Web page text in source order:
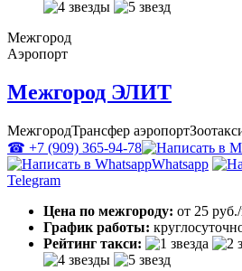
Межгород
Аэропорт
Межгород ЭЛИТ
МежгородТрансфер аэропорт
☎ +7 (909) 365-94-78
Whatsapp
Telegram
Цена по межгороду: от 25
График работы:
Рейтинг такси: